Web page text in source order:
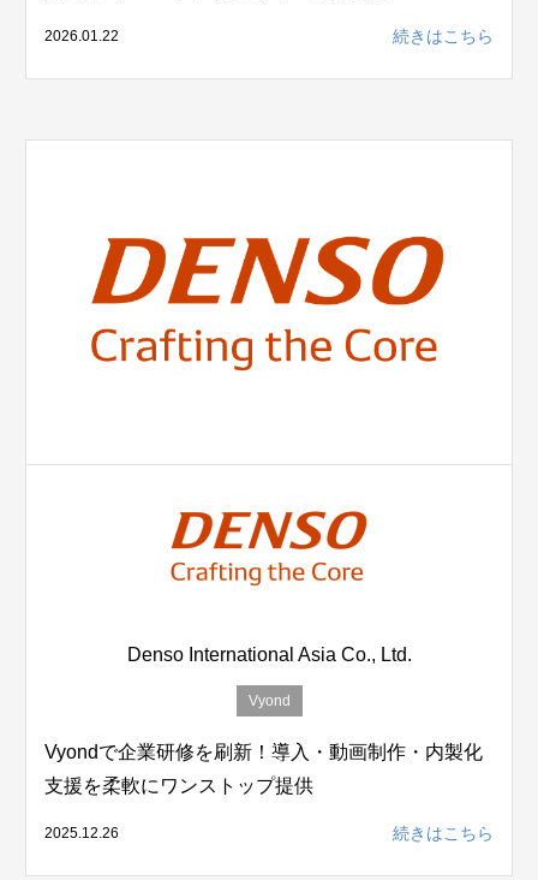
2026.01.22 続きはこちら
Denso International Asia Co., Ltd.
Vyond
Vyondで企業研修を刷新！導入・動画制作・内製化
支援を柔軟にワンストップ提供
2025.12.26 続きはこちら